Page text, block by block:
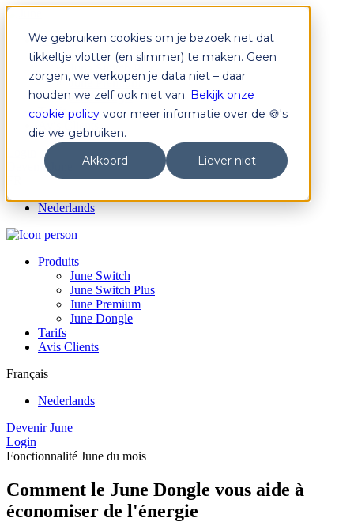
We gebruiken cookies om je bezoek net dat
tikkeltje vlotter (en slimmer) te maken. Geen
zorgen, we verkopen je data niet – daar
houden we zelf ook niet van. Bekijk onze
cookie policy voor meer informatie over de 🍪's
die we gebruiken.
Akkoord
Liever niet
Produits
June Switch
June Switch Plus
June Premium
June Dongle
Tarifs
Avis Clients
Devenir June
Nederlands
Produits
June Switch
June Switch Plus
June Premium
June Dongle
Tarifs
Avis Clients
Français
Nederlands
Devenir June
Login
Fonctionnalité June du mois
Comment le June Dongle vous aide à
économiser de l'énergie